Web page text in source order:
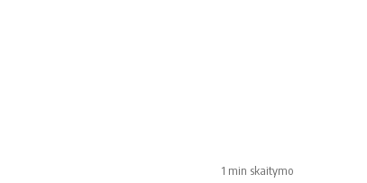
1 min skaitymo